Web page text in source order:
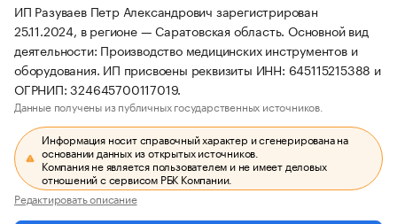
ИП Разуваев Петр Александрович зарегистрирован
25.11.2024, в регионе — Саратовская область. Основной вид
деятельности: Производство медицинских инструментов и
оборудования. ИП присвоены реквизиты ИНН: 645115215388 и
ОГРНИП: 324645700117019.
Данные получены из публичных государственных источников.
Информация носит справочный характер и сгенерирована на
основании данных из открытых источников.
Компания не является пользователем и не имеет деловых
отношений с сервисом РБК Компании.
Редактировать описание